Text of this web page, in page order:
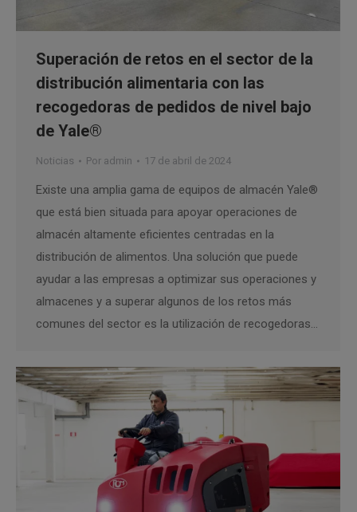
Superación de retos en el sector de la
distribución alimentaria con las
recogedoras de pedidos de nivel bajo
de Yale®
Noticias Por admin 17 de abril de 2024
Existe una amplia gama de equipos de almacén Yale®
que está bien situada para apoyar operaciones de
almacén altamente eficientes centradas en la
distribución de alimentos. Una solución que puede
ayudar a las empresas a optimizar sus operaciones y
almacenes y a superar algunos de los retos más
comunes del sector es la utilización de recogedoras…